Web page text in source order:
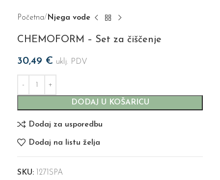
Početna Njega vode
CHEMOFORM – Set za čiščenje
30,49 € uklj. PDV
DODAJ U KOŠARICU
Dodaj za usporedbu
Dodaj na listu želja
SKU: 1271SPA